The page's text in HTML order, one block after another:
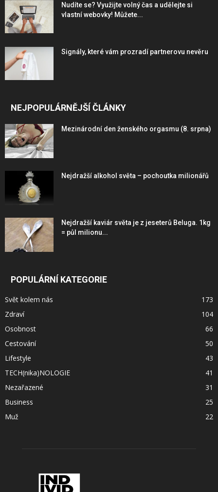
Nudíte se? Využijte volný čas a udělejte si
vlastní webovky! Můžete...
Signály, které vám prozradí partnerovu nevěru
NEJPOPULÁRNĚJŠÍ ČLÁNKY
Mezinárodní den ženského orgasmu (8. srpna)
Nejdražší alkohol světa – pochoutka milionářů
Nejdražší kaviár světa je z jeseterů Beluga. 1kg
= půl milionu...
POPULÁRNÍ KATEGORIE
Svět kolem nás
173
Zdraví
104
Osobnost
66
Cestování
50
Lifestyle
43
TECH(nika)NOLOGIE
41
Nezařazené
31
Business
25
Muž
22